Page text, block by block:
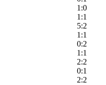
1:0
1:1
5:2
1:1
0:2
1:1
2:2
0:1
2:2